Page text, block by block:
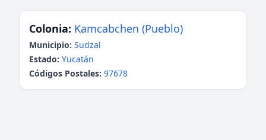
Colonia: Kamcabchen (Pueblo)
Municipio: Sudzal
Estado: Yucatán
Códigos Postales: 97678